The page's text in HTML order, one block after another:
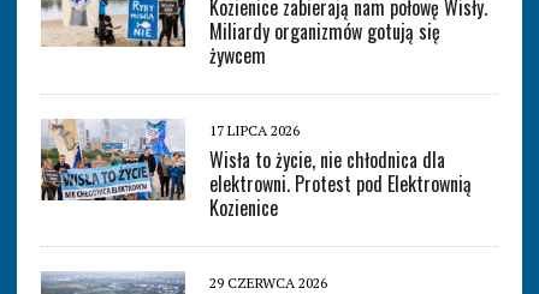
Kozienice zabierają nam połowę Wisły.
Miliardy organizmów gotują się
żywcem
17 LIPCA 2026
Wisła to życie, nie chłodnica dla
elektrowni. Protest pod Elektrownią
Kozienice
29 CZERWCA 2026